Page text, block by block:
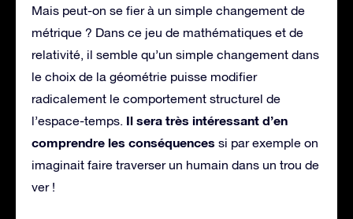
Mais peut-on se fier à un simple changement de
métrique ? Dans ce jeu de mathématiques et de
relativité, il semble qu’un simple changement dans
le choix de la géométrie puisse modifier
radicalement le comportement structurel de
l’espace-temps. Il sera très intéressant d’en
comprendre les conséquences si par exemple on
imaginait faire traverser un humain dans un trou de
ver !